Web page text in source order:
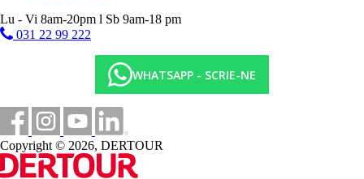
Lu - Vi 8am-20pm l Sb 9am-18 pm
031 22 99 222
WHATSAPP - SCRIE-NE
Copyright © 2026, DERTOUR